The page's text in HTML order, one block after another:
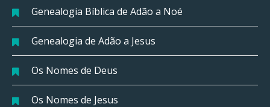
Genealogia Bíblica de Adão a Noé
Genealogia de Adão a Jesus
Os Nomes de Deus
Os Nomes de Jesus